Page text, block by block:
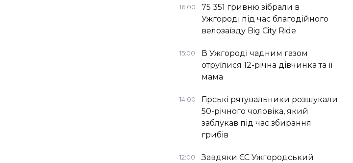
16:00
75 351 гривню зібрали в
Ужгороді під час благодійного
велозаїзду Big Сity Ride
15:00
В Ужгороді чадним газом
отруїлися 12-річна дівчинка та її
мама
14:00
Гірські рятувальники розшукали
50-річного чоловіка, який
заблукав під час збирання
грибів
12:00
Завдяки ЄС Ужгородський